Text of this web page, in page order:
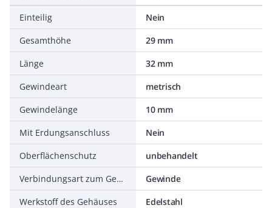
Einteilig
Nein
Gesamthöhe
29 mm
Länge
32 mm
Gewindeart
metrisch
Gewindelänge
10 mm
Mit Erdungsanschluss
Nein
Oberflächenschutz
unbehandelt
Verbindungsart zum Gehäuse
Gewinde
Werkstoff des Gehäuses
Edelstahl